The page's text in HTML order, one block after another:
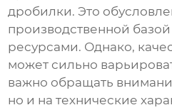
дробилки. Это
производственной
ресурсами. Однако,
может сильно
важно обращать
но и на технические